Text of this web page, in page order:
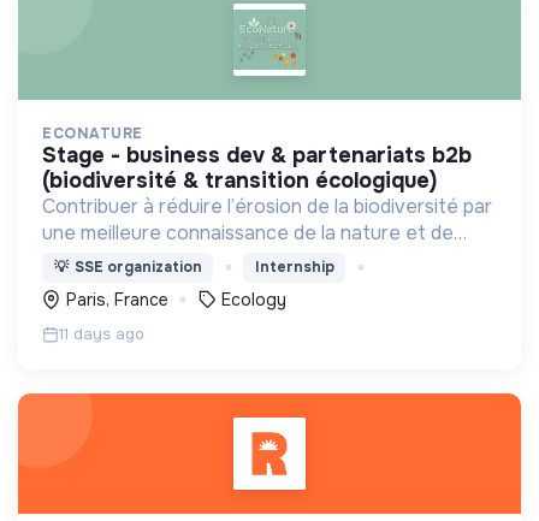
ECONATURE
stage - business dev & partenariats b2b
(biodiversité & transition écologique)
Contribuer à réduire l’érosion de la biodiversité par
une meilleure connaissance de la nature et de
l’écologie
💡 SSE organization Internship
Paris, France Ecology
11 days ago